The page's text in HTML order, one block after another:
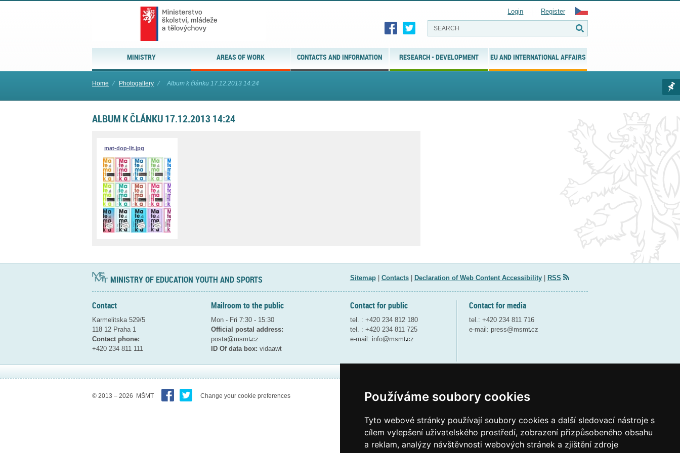
Používáme soubory cookies
Tyto webové stránky používají soubory cookies a další sledovací nástroje s
cílem vylepšení uživatelského prostředí, zobrazení přizpůsobeného obsahu
a reklam, analýzy návštěvnosti webových stránek a zjištění zdroje
MINISTRY AREAS OF WORK CONTACTS AND INFORMATION RESEARCH - DEVELOPMENT EU AND INTERNATIONAL AFFAIRS
Login Register
Home ⁄ Photogallery ⁄ Album k článku 17.12.2013 14:24
ALBUM K ČLÁNKU 17.12.2013 14:24
mat-dop-lit.jpg
MINISTRY OF EDUCATION YOUTH AND SPORTS Sitemap| Contacts| Declaration of Web Content Accessibility| RSS
Contact
Karmelitska 529/5
118 12 Praha 1
Contact phone:
+420 234 811 111
Mailroom to the public
Mon - Fri 7:30 - 15:30
Official postal address:
posta@msmtcz
ID Of data box: vidaawt
Contact for media
tel.: +420 234 811 716
e-mail: press@msmtcz
Contact for public
tel. : +420 234 812 180
tel. : +420 234 811 725
e-mail: info@msmtcz
© 2013 – 2026 MŠMT Change your cookie preferences Webdesign and webdeveloping by QCM